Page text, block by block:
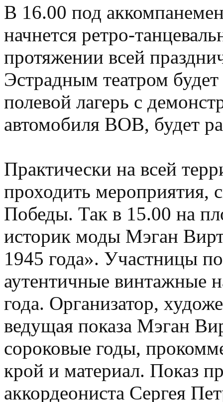
В 16.00 под
начнется ретро-
протяжении всей
Эстрадным театром
полевой лагерь с
автомобиля ВОВ, будет
Практически на всей
проходить мероприятия,
Победы. Так в 15.00 на
историк моды Мэган
1945 года». Участницы
аутентичные винтажные
года. Организатор,
ведущая показа Мэган
сороковые годы,
крой и материал. Показ
аккордеониста Сергея